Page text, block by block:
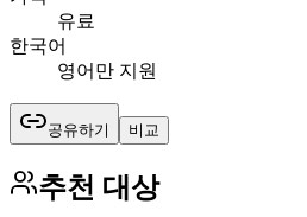
유료
한국어
영어만 지원
공유하기 비교
추천 대상